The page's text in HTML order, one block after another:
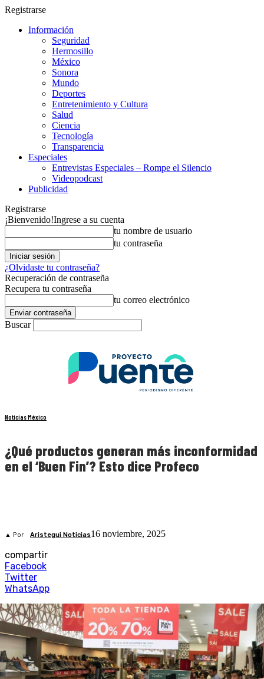
Registrarse
Información
Seguridad
Hermosillo
México
Sonora
Mundo
Deportes
Entretenimiento y Cultura
Salud
Ciencia
Tecnología
Transparencia
Especiales
Entrevistas Especiales – Rompe el Silencio
Videopodcast
Publicidad
Registrarse
¡Bienvenido!Ingrese a su cuenta
tu nombre de usuario
tu contraseña
¿Olvidaste tu contraseña?
Recuperación de contraseña
Recupera tu contraseña
tu correo electrónico
Buscar
Noticias México
¿Qué productos generan más inconformidad
en el ‘Buen Fin’? Esto dice Profeco
▲ Por Aristegui Noticias16 noviembre, 2025
compartir
Facebook
Twitter
WhatsApp